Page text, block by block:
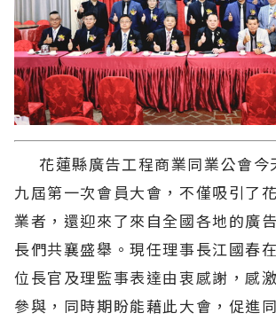
花蓮縣廣告工程商業同業公會今
九屆第一次會員大會，不僅吸引了
業者，還迎來了來自全國各地的廣
長們共襄盛舉。現任理事長江國春
位長官及理監事表達由衷感謝，感
參與，同時期盼能藉此大會，促進